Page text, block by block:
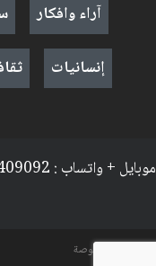
آراء وافكار
إنسانيات
موبايل + واتساب : 009647902409092
السياسة والخصوصة